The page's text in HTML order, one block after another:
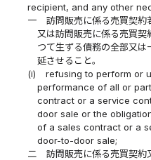
recipient, and any other
一
訪問販売に係る売買契約
又は訪問販売に係る売買
つて生ずる債務の全部又
延させること。
(i)
refusing to perform or
performance of all or
contract or a service
door sale or the
of a sales contract or a
door-to-door sale;
二
訪問販売に係る売買契約